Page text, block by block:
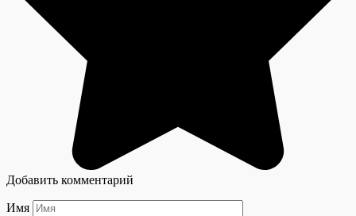
Добавить комментарий
Имя